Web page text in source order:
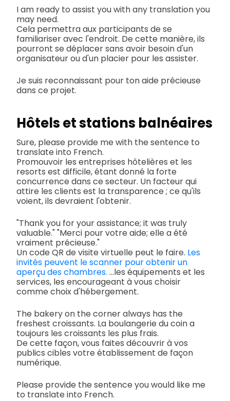
I am ready to assist you with any translation you
may need.
Cela permettra aux participants de se
familiariser avec l'endroit. De cette manière, ils
pourront se déplacer sans avoir besoin d'un
organisateur ou d'un placier pour les assister.
Je suis reconnaissant pour ton aide précieuse
dans ce projet.
Hôtels et stations balnéaires
Sure, please provide me with the sentence to
translate into French.
Promouvoir les entreprises hôtelières et les
resorts est difficile, étant donné la forte
concurrence dans ce secteur. Un facteur qui
attire les clients est la transparence ; ce qu'ils
voient, ils devraient l'obtenir.
"Thank you for your assistance; it was truly
valuable." "Merci pour votre aide; elle a été
vraiment précieuse."
Un code QR de visite virtuelle peut le faire. Les
invités peuvent le scanner pour obtenir un
aperçu des chambres. ...les équipements et les
services, les encourageant à vous choisir
comme choix d'hébergement.
The bakery on the corner always has the
freshest croissants. La boulangerie du coin a
toujours les croissants les plus frais.
De cette façon, vous faites découvrir à vos
publics cibles votre établissement de façon
numérique.
Please provide the sentence you would like me
to translate into French.